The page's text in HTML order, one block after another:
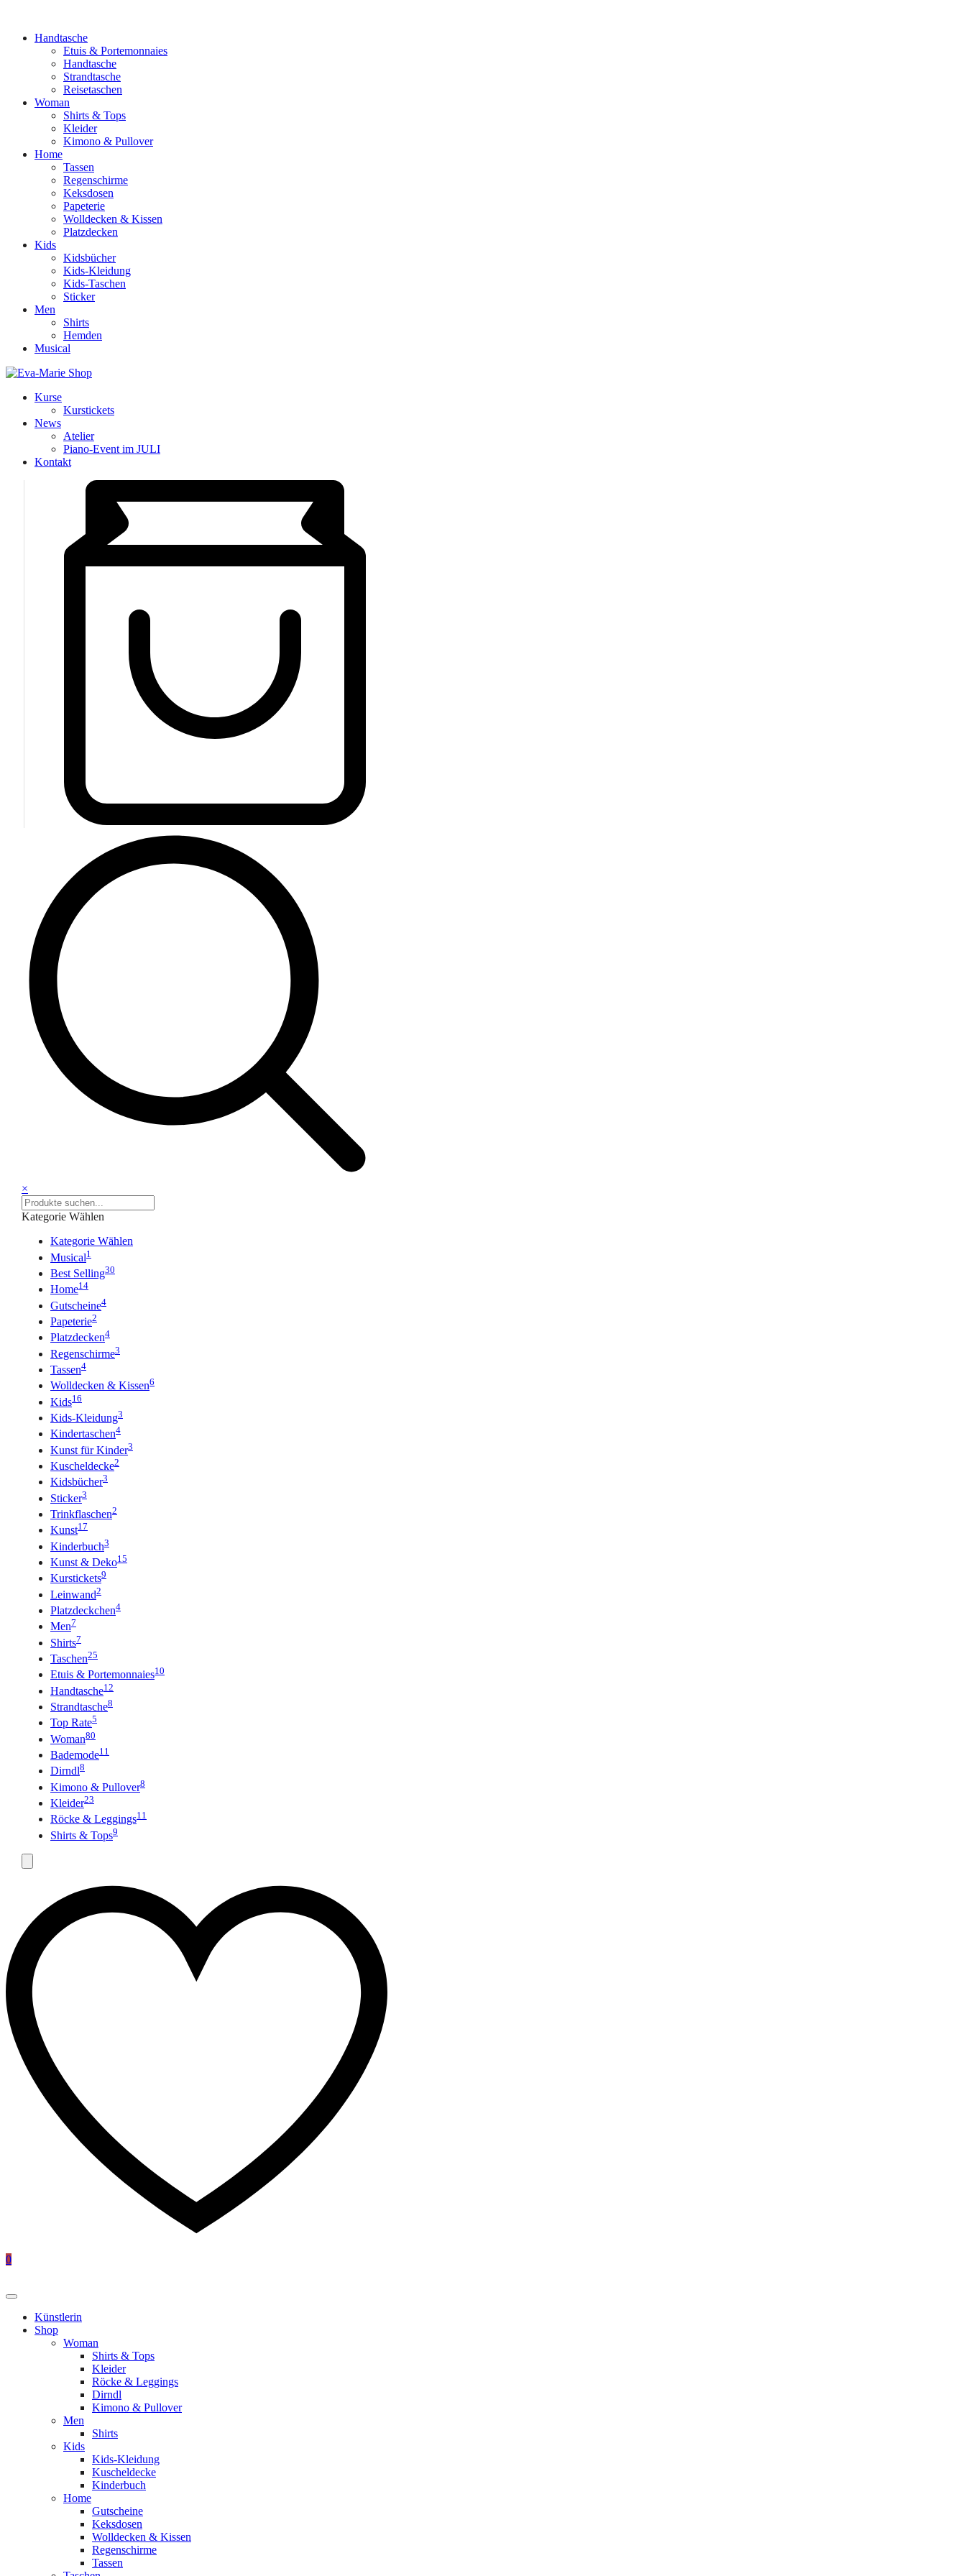
Handtasche
Etuis & Portemonnaies
Handtasche
Strandtasche
Reisetaschen
Woman
Shirts & Tops
Kleider
Kimono & Pullover
Home
Tassen
Regenschirme
Keksdosen
Papeterie
Wolldecken & Kissen
Platzdecken
Kids
Kidsbücher
Kids-Kleidung
Kids-Taschen
Sticker
Men
Shirts
Hemden
Musical
Kurse
Kurstickets
News
Atelier
Piano-Event im JULI
Kontakt
×
Kategorie Wählen
Kategorie Wählen
Musical1
Best Selling30
Home14
Gutscheine4
Papeterie2
Platzdecken4
Regenschirme3
Tassen4
Wolldecken & Kissen6
Kids16
Kids-Kleidung3
Kindertaschen4
Kunst für Kinder3
Kuscheldecke2
Kidsbücher3
Sticker3
Trinkflaschen2
Kunst17
Kinderbuch3
Kunst & Deko15
Kurstickets9
Leinwand2
Platzdeckchen4
Men7
Shirts7
Taschen25
Etuis & Portemonnaies10
Handtasche12
Strandtasche8
Top Rate5
Woman80
Bademode11
Dirndl8
Kimono & Pullover8
Kleider23
Röcke & Leggings11
Shirts & Tops9
0
Künstlerin
Shop
Woman
Shirts & Tops
Kleider
Röcke & Leggings
Dirndl
Kimono & Pullover
Men
Shirts
Kids
Kids-Kleidung
Kuscheldecke
Kinderbuch
Home
Gutscheine
Keksdosen
Wolldecken & Kissen
Regenschirme
Tassen